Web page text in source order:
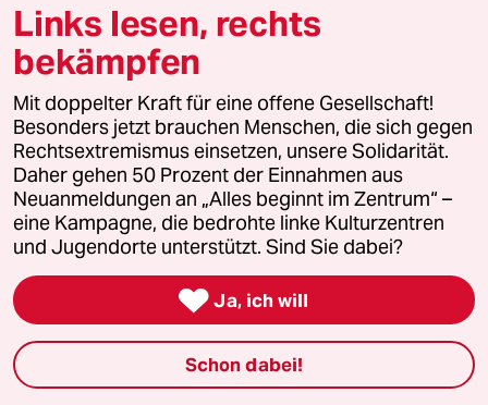
2 Streit um Rente mit 63
Passgenauer Populismus
3 Bundeszentrale für politische Bildung
Zurück zu den antikommunistischen
Wurzeln
4 Drohnenvorfall am Leipziger Flughafen
Das Zeitalter der elektronischen
Kriegsführung
Links lesen, rechts
bekämpfen
Mit doppelter Kraft für eine offene Gesellschaft!
Besonders jetzt brauchen Menschen, die sich gegen
Rechtsextremismus einsetzen, unsere Solidarität.
Daher gehen 50 Prozent der Einnahmen aus
Neuanmeldungen an „Alles beginnt im Zentrum“ –
eine Kampagne, die bedrohte linke Kulturzentren
und Jugendorte unterstützt. Sind Sie dabei?
 Ja, ich will
Schon dabei!